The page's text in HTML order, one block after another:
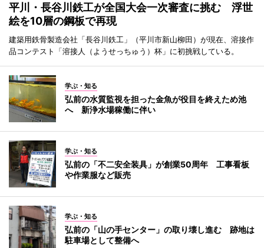
平川・長谷川鉄工が全国大会一次審査に挑む 浮世
絵を10層の鋼板で再現
建築用鉄骨製造会社「長谷川鉄工」（平川市新山柳田）が現在、溶接作
品コンテスト「溶接人（ようせっちゅう）杯」に初挑戦している。
学ぶ・知る
弘前の水質監視を担った金魚が役目を終えため池
へ 新浄水場稼働に伴い
学ぶ・知る
弘前の「不二安全装具」が創業50周年 工事看板
や作業服など販売
学ぶ・知る
弘前の「山の手センター」の取り壊し進む 跡地は
駐車場として整備へ